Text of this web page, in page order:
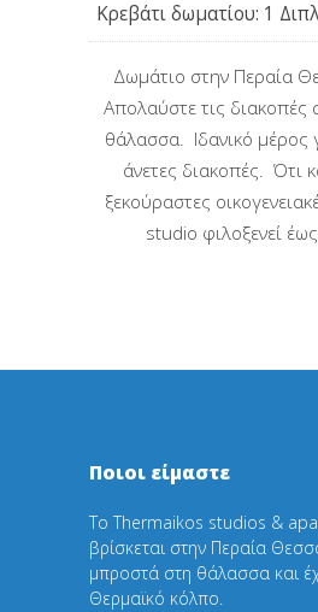
Κρεβάτι δωματίου: 1
Δωμάτιο στην Περαία
Απολαύστε τις διακοπές
θάλασσα. Iδανικό μέρος
άνετες διακοπές. Ότι
ξεκούραστες
studio φιλοξενεί
Ποιοι είμαστε
Το Thermaikos studios &
βρίσκεται στην Περαία
μπροστά στη θάλασσα και
Θερμαϊκό κόλπο.